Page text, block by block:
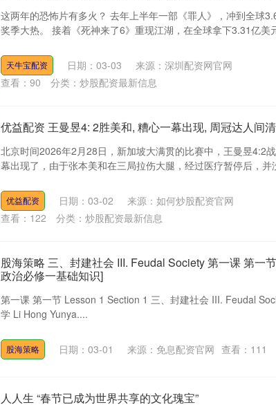
这两年的恐怖片有多火？ 去年上半年一部《罪人》，冲到全球
奖季大热。 接着《死神来了6》重现江湖，在全球拿下3.31亿美
天牛宝配资 日期：03-03
来源：深圳配资网官网
查看： 90 分类： 炒股配资最新信息
优益配资 王曼昱4: 2胜美和, 糟心一幕出现, 周冠达人间
北京时间2026年2月28日，新加坡大满贯的比赛中，王曼昱4:2
幕出现了，由于张本美和在三局拉伤大腿，经过医疗暂停后，并
优益配资 日期：03-02
来源：如何炒股配资官网
查看： 122 分类： 炒股配资最新信息
股海策略 三、封建社会 III. Feudal Society 第一课 第一
政治必修一基础知识]
第一课 第一节 Lesson 1 Section 1 三、封建社会 III. Feudal
学 Li Hong Yunya....
股海策略 日期：03-01 来源：免息配资官网 查看： 111
人人生 “春节已成为世界共享的文化瑰宝”